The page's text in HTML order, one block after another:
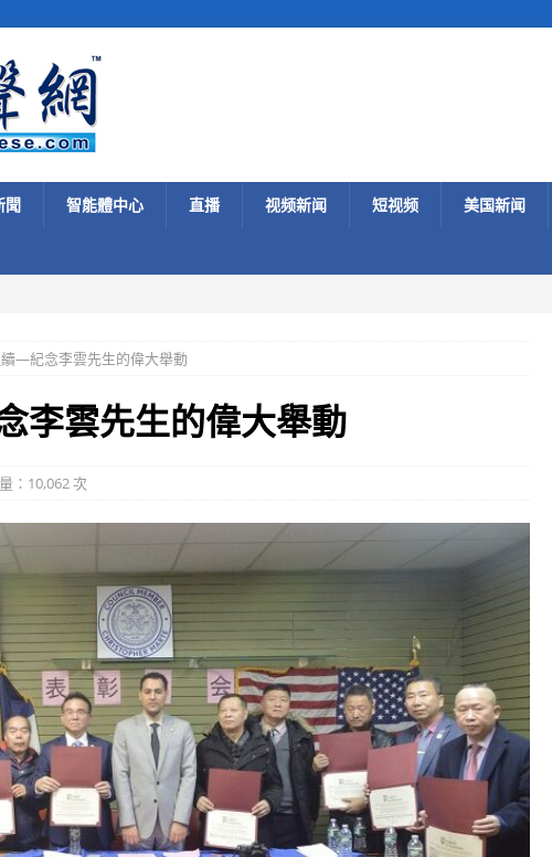
聞 智能體中心 直播 视频新闻 短视频 美国新闻
—紀念李雲先生的偉大舉動
李雲先生的偉大舉動
：10,062 次